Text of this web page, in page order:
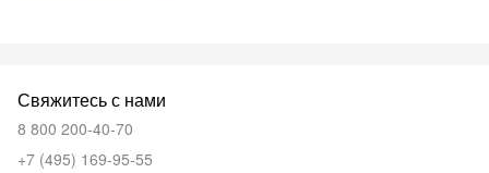
Свяжитесь с нами
8 800 200-40-70
+7 (495) 169-95-55